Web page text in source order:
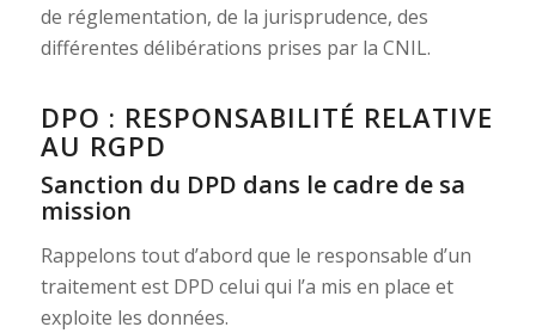
de réglementation, de la jurisprudence, des
différentes délibérations prises par la CNIL.
DPO : RESPONSABILITÉ RELATIVE
AU RGPD
Sanction du DPD dans le cadre de sa
mission
Rappelons tout d’abord que le responsable d’un
traitement est DPD celui qui l’a mis en place et
exploite les données.